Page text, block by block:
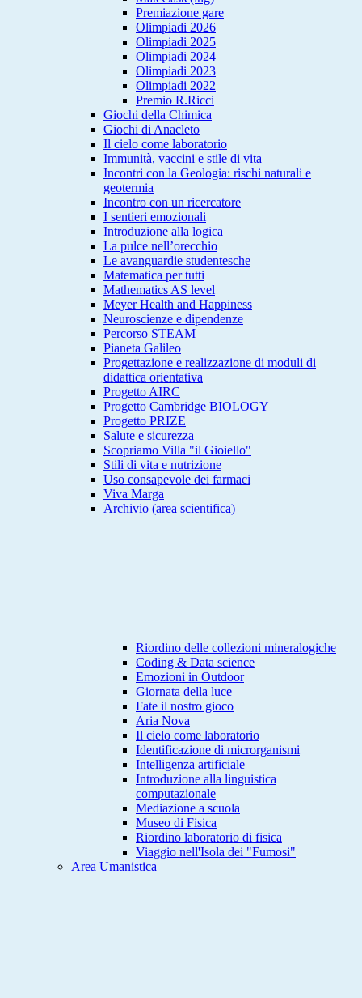
Premiazione gare
Olimpiadi 2026
Olimpiadi 2025
Olimpiadi 2024
Olimpiadi 2023
Olimpiadi 2022
Premio R.Ricci
Giochi della Chimica
Giochi di Anacleto
Il cielo come laboratorio
Immunità, vaccini e stile di vita
Incontri con la Geologia: rischi naturali e
geotermia
Incontro con un ricercatore
I sentieri emozionali
Introduzione alla logica
La pulce nell’orecchio
Le avanguardie studentesche
Matematica per tutti
Mathematics AS level
Meyer Health and Happiness
Neuroscienze e dipendenze
Percorso STEAM
Pianeta Galileo
Progettazione e realizzazione di moduli di
didattica orientativa
Progetto AIRC
Progetto Cambridge BIOLOGY
Progetto PRIZE
Salute e sicurezza
Scopriamo Villa "il Gioiello"
Stili di vita e nutrizione
Uso consapevole dei farmaci
Viva Marga
Archivio (area scientifica)
Riordino delle collezioni mineralogiche
Coding & Data science
Emozioni in Outdoor
Giornata della luce
Fate il nostro gioco
Aria Nova
Il cielo come laboratorio
Identificazione di microrganismi
Intelligenza artificiale
Introduzione alla linguistica
computazionale
Mediazione a scuola
Museo di Fisica
Riordino laboratorio di fisica
Viaggio nell'Isola dei "Fumosi"
Area Umanistica